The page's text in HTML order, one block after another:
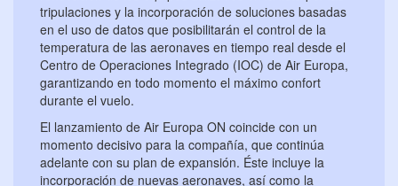
tripulaciones y la incorporación de soluciones basadas
en el uso de datos que posibilitarán el control de la
temperatura de las aeronaves en tiempo real desde el
Centro de Operaciones Integrado (IOC) de Air Europa,
garantizando en todo momento el máximo confort
durante el vuelo.
El lanzamiento de Air Europa ON coincide con un
momento decisivo para la compañía, que continúa
adelante con su plan de expansión. Éste incluye la
incorporación de nuevas aeronaves, así como la